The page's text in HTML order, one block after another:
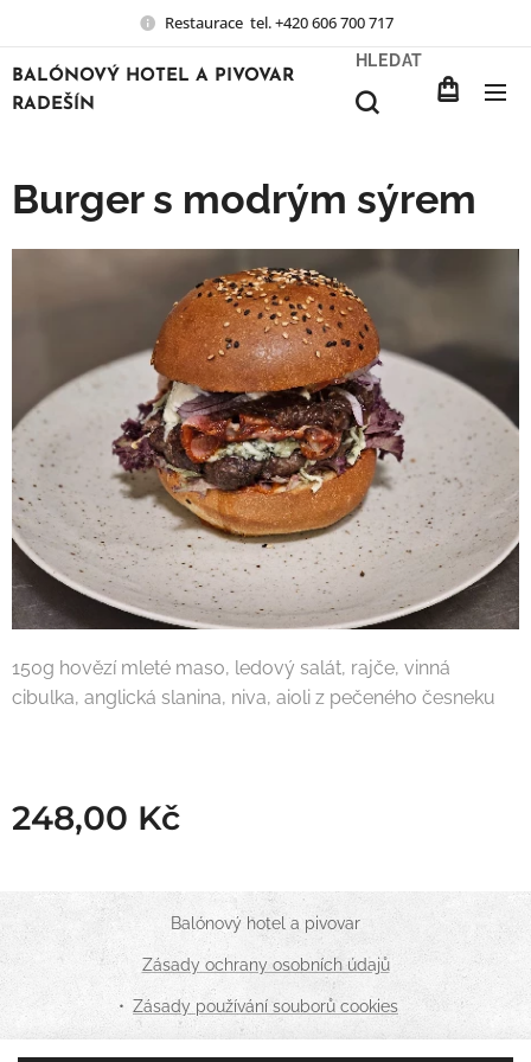
Restaurace tel. +420 606 700 717
BALÓNOVÝ HOTEL A PIVOVAR
RADEŠÍN
HLEDAT
Burger s modrým sýrem
150g hovězí mleté maso, ledový salát, rajče, vinná
cibulka, anglická slanina, niva, aioli z pečeného česneku
248,00 Kč
Balónový hotel a pivovar
Zásady ochrany osobních údajů
Zásady používání souborů cookies